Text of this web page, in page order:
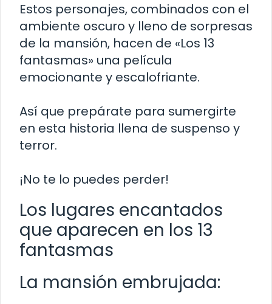
Estos personajes, combinados con el
ambiente oscuro y lleno de sorpresas
de la mansión, hacen de «Los 13
fantasmas» una película
emocionante y escalofriante.
Así que prepárate para sumergirte
en esta historia llena de suspenso y
terror.
¡No te lo puedes perder!
Los lugares encantados
que aparecen en los 13
fantasmas
La mansión embrujada: